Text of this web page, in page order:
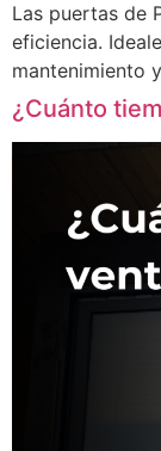
Las puertas de
eficiencia.
mantenimiento
¿Cuánto